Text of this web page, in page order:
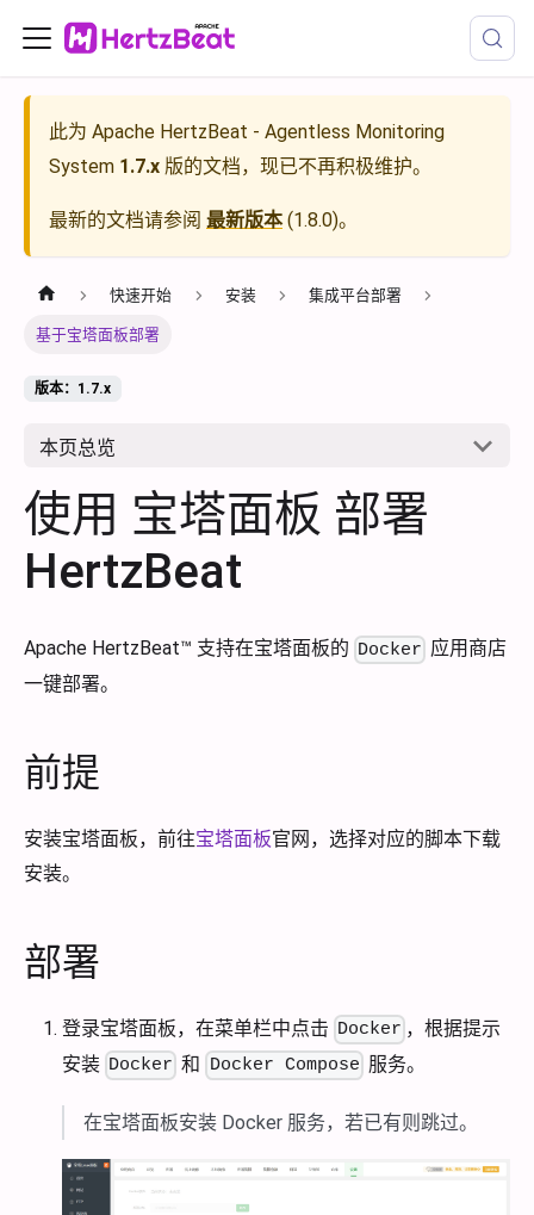
此为 Apache HertzBeat - Agentless Monitoring
System 1.7.x 版的文档，现已不再积极维护。
最新的文档请参阅 最新版本(1.8.0)。
快速开始 安装 集成平台部署
基于宝塔面板部署
版本：1.7.x
本页总览
使用 宝塔面板 部署
HertzBeat
Apache HertzBeat™ 支持在宝塔面板的 Docker 应用商店
一键部署。
前提
安装宝塔面板，前往宝塔面板官网，选择对应的脚本下载
安装。
部署
登录宝塔面板，在菜单栏中点击 Docker ，根据提示
安装 Docker 和 Docker Compose 服务。
在宝塔面板安装 Docker 服务，若已有则跳过。